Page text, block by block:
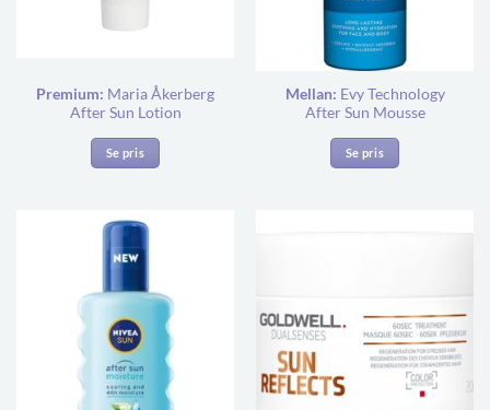
Premium: Maria Åkerberg
After Sun Lotion
Se pris
Mellan: Evy Technology
After Sun Mousse
Se pris